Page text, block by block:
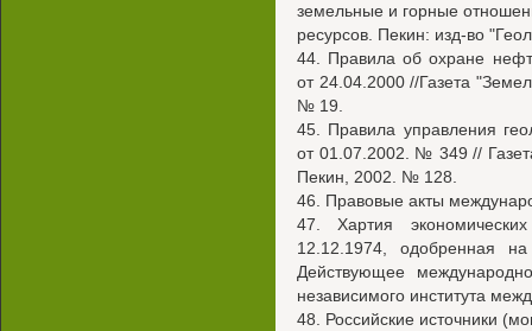
земельные и горные
ресурсов. Пекин: изд-во
44. Правила об охране
от 24.04.2000 //Газета
№ 19.
45. Правила управления
от 01.07.2002. № 349 //
Пекин, 2002. № 128.
46. Правовые акты
47. Хартия
12.12.1974, одобренная
Действующее
независимого института
48. Российские источники